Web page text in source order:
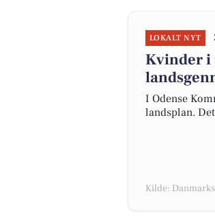
LOKALT NYT
Kvinder i
I Odense
landsplan.
Kilde: